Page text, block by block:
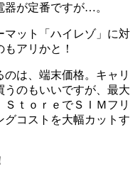
が定番ですが…。
マット「ハイレゾ」に対
アリかと！
は、端末価格。キャリ
うのもいいですが、最大
ｔｏｒｅでＳＩＭフリ
グコストを大幅カットす